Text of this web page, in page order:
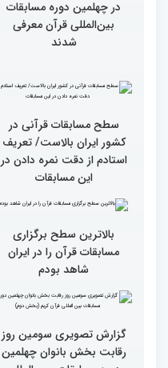
گزارش تصویری چهارمین
بین‌المللی قرآن کریم(بخش
اول)
قاریان و حافظان فینالیست‌
در چهلمین دوره مسابقات
بین‌المللی قرآن معرفی
سطح مسابقات قرآنی در
استادم از دقت نمره دادن در
این مسابقات